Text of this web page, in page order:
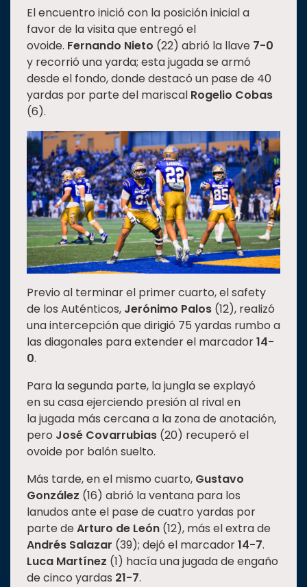
Estudiantes
Rectoría
Investigación
Internacionalización
Responsabilidad
Vinculación
Historia
Universiada
Nacional
El encuentro inició con la posición inicial a
favor de la visita que entregó el
ovoide. Fernando Nieto (22) abrió la llave 7-0
y recorrió una yarda; esta jugada se armó
desde el fondo, donde destacó un pase de 40
yardas por parte del mariscal Rogelio Cobas
(6).
Previo al terminar el primer cuarto, el safety
de los Auténticos, Jerónimo Palos (12), realizó
una intercepción que dirigió 75 yardas rumbo a
las diagonales para extender el marcador14-
0.
Para la segunda parte, la jungla se explayó
en su casa ejerciendo presión al rival en
la jugada más cercana a la zona de anotación,
pero José Covarrubias (20) recuperó el
ovoide por balón suelto.
Más tarde, en el mismo cuarto, Gustavo
González (16) abrió la ventana para los
lanudos ante el pase de cuatro yardas por
parte deArturo de León (12), más el extra de
Andrés Salazar (39); dejó el marcador14-7.
Luca Martínez (1) hacía una jugada de engaño
de cinco yardas 21-7.